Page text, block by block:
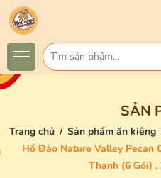
SẢN
Trang chủ / Sản phẩm ăn kiêng
Hồ Đào Nature Valley Pecan
Thanh (6 Gói) ,